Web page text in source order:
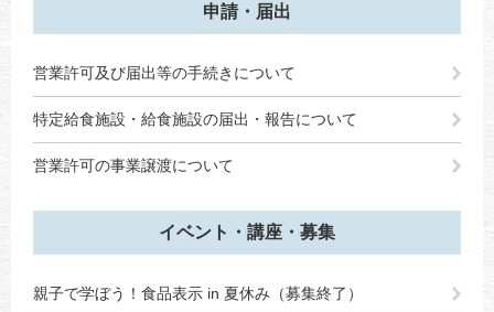
申請・届出
営業許可及び届出等の手続きについて
特定給食施設・給食施設の届出・報告について
営業許可の事業譲渡について
イベント・講座・募集
親子で学ぼう！食品表示 in 夏休み（募集終了）